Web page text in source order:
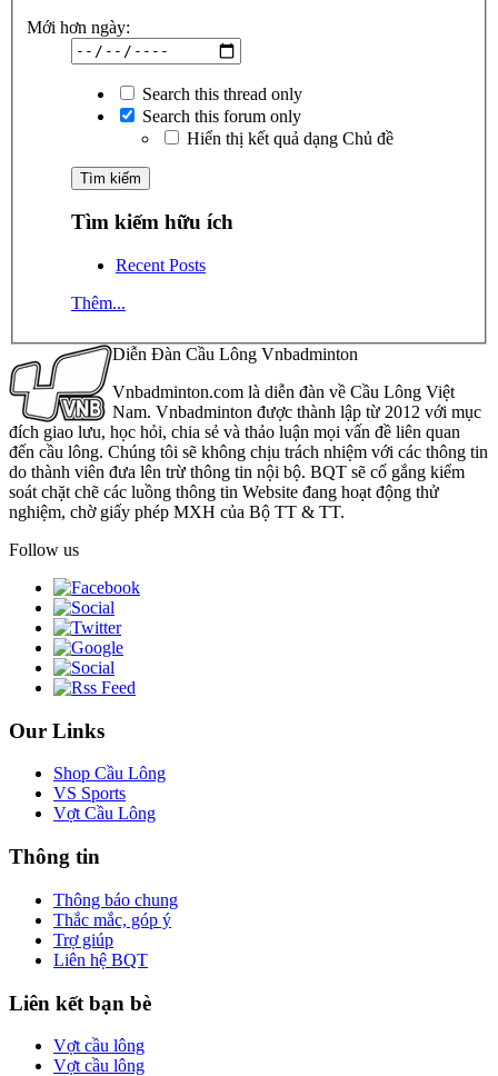
Mới hơn ngày:
Search this thread only
Search this forum only
Hiển thị kết quả dạng Chủ đề
Tìm kiếm hữu ích
Recent Posts
Thêm...
Diễn Đàn Cầu Lông Vnbadminton
Vnbadminton.com là diễn đàn về Cầu Lông Việt
Nam. Vnbadminton được thành lập từ 2012 với mục
đích giao lưu, học hỏi, chia sẻ và thảo luận mọi vấn đề liên quan
đến cầu lông. Chúng tôi sẽ không chịu trách nhiệm với các thông tin
do thành viên đưa lên trừ thông tin nội bộ. BQT sẽ cố gắng kiểm
soát chặt chẽ các luồng thông tin Website đang hoạt động thử
nghiệm, chờ giấy phép MXH của Bộ TT & TT.
Follow us
Our Links
Shop Cầu Lông
VS Sports
Vợt Cầu Lông
Thông tin
Thông báo chung
Thắc mắc, góp ý
Trợ giúp
Liên hệ BQT
Liên kết bạn bè
Vợt cầu lông
Vợt cầu lông